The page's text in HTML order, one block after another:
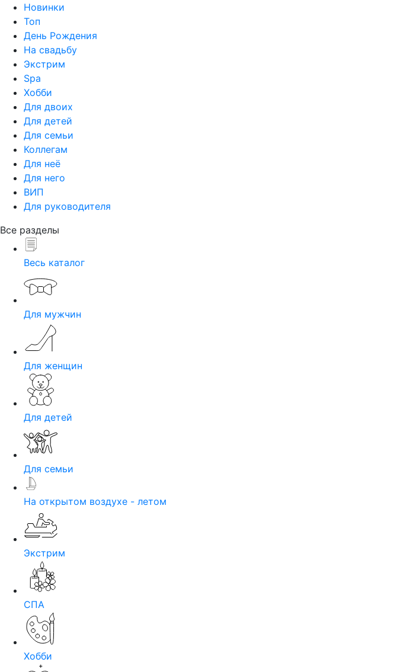
Новинки
Топ
День Рождения
На свадьбу
Экстрим
Spa
Хобби
Для двоих
Для детей
Для семьи
Коллегам
Для неё
Для него
ВИП
Для руководителя
Все разделы
Весь каталог
Для мужчин
Для женщин
Для детей
Для семьи
На открытом воздухе - летом
Экстрим
СПА
Хобби